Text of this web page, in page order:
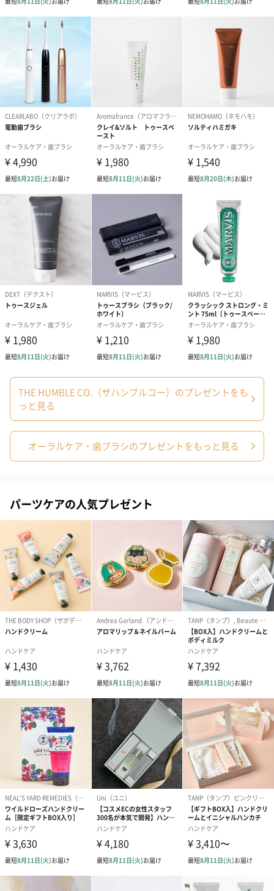
世界中を覆い尽くす勢いのプラスチック製品に、Humble Brush
で、「NO」と掲げましょう！！
贈り物にも、ご自分用にも、、
おしゃれなデザインと環境に優しい品質でつくりあげられた魅力
的なデンタルフロスです。
『ちょっとしたお祝いの贈り物に、、』
『ご自分用としても、、』
するっと歯間に入っていくなめらかな使い心地のデンタルフロス
をぜひ、いかがでしょうか。
商品詳細情報
成分/原材料
フロスの素材：ナイロン
高さ
50mm・22mm・90mm
外装の形状
四角い紙箱
お届け内容・
セット状態
本品のみ（2個）
原産国 コロンビア
THE HUMBLE CO.（ザハンブルコー）のプレゼントをも
っと見る
オーラルケア・歯ブラシのプレゼントをもっと見る
パーツケアの人気プレゼント